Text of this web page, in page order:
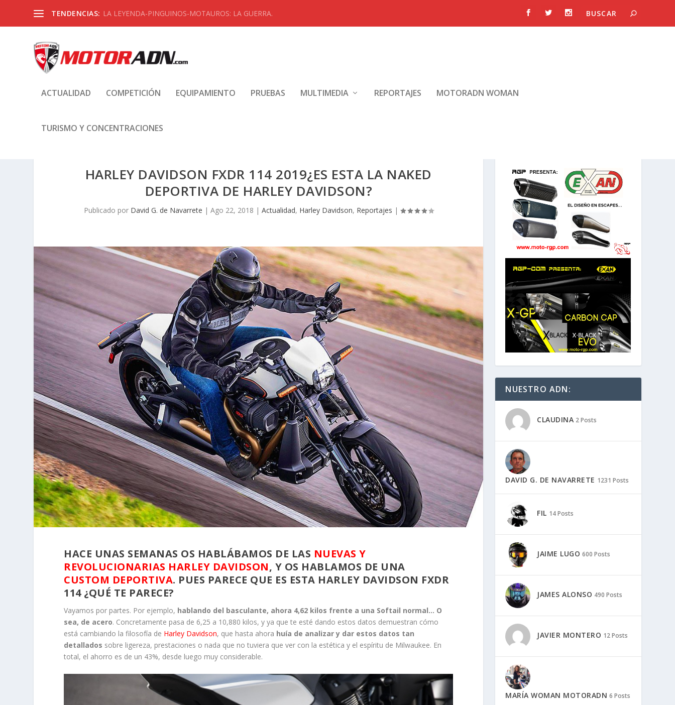
TENDENCIAS: LA LEYENDA-PINGUINOS-MOTAUROS: LA GUERRA.
ACTUALIDAD COMPETICIÓN EQUIPAMIENTO PRUEBAS MULTIMEDIA REPORTAJES MOTORADN WOMAN
TURISMO Y CONCENTRACIONES
HARLEY DAVIDSON FXDR 114 2019¿ES ESTA LA NAKED
DEPORTIVA DE HARLEY DAVIDSON?
Publicado por David G. de Navarrete | Ago 22, 2018 | Actualidad, Harley Davidson, Reportajes |
HACE UNAS SEMANAS OS HABLÁBAMOS DE LAS NUEVAS Y
REVOLUCIONARIAS HARLEY DAVIDSON, Y OS HABLAMOS DE UNA
CUSTOM DEPORTIVA. PUES PARECE QUE ES ESTA HARLEY DAVIDSON FXDR
114 ¿QUÉ TE PARECE?
Vayamos por partes. Por ejemplo, hablando del basculante, ahora 4,62 kilos frente a una Softail normal… O
sea, de acero. Concretamente pasa de 6,25 a 10,880 kilos, y ya que te esté dando estos datos demuestran cómo
está cambiando la filosofía de Harley Davidson, que hasta ahora huía de analizar y dar estos datos tan
detallados sobre ligereza, prestaciones o nada que no tuviera que ver con la estética y el espíritu de Milwaukee. En
total, el ahorro es de un 43%, desde luego muy considerable.
NUESTRO ADN:
CLAUDINA 2 Posts
DAVID G. DE NAVARRETE 1231 Posts
FIL 14 Posts
JAIME LUGO 600 Posts
JAMES ALONSO 490 Posts
JAVIER MONTERO 12 Posts
MARÍA WOMAN MOTORADN 6 Posts